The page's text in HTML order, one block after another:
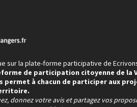
sur la plate-forme participative de
de participation citoyenne de la
permet à chacun de participer aux
donnez votre avis et partagez vos